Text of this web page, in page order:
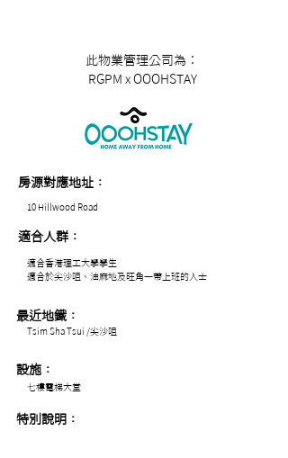
此物業管理公司為︰
RGPM x OOOHSTAY
房源對應地址：
10 Hillwood Road
適合人群：
適合香港理工大學學生
適合於尖沙咀、油麻地及旺角一帶上班的人士
最近地鐵：
Tsim Sha Tsui /尖沙咀
設施：
七樓電梯大堂
特別說明：